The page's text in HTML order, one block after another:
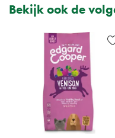
Bekijk ook de